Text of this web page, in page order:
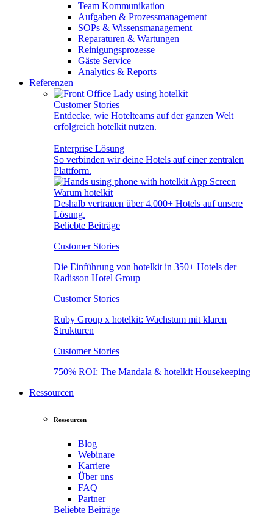
Team Kommunikation
Aufgaben & Prozessmanagement
SOPs & Wissensmanagement
Reparaturen & Wartungen
Reinigungsprozesse
Gäste Service
Analytics & Reports
Referenzen
Customer Stories
Entdecke, wie Hotelteams auf der ganzen Welt
erfolgreich hotelkit nutzen.
Enterprise Lösung
So verbinden wir deine Hotels auf einer zentralen
Plattform.
Warum hotelkit
Deshalb vertrauen über 4.000+ Hotels auf unsere
Lösung.
Beliebte Beiträge
Customer Stories
Die Einführung von hotelkit in 350+ Hotels der
Radisson Hotel Group
Customer Stories
Ruby Group x hotelkit: Wachstum mit klaren
Strukturen
Customer Stories
750% ROI: The Mandala & hotelkit Housekeeping
Ressourcen
Ressourcen
Blog
Webinare
Karriere
Über uns
FAQ
Partner
Beliebte Beiträge